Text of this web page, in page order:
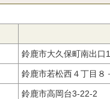
鈴鹿市大久保町南出
鈴鹿市若松西４丁目
鈴鹿市高岡台3-22-2